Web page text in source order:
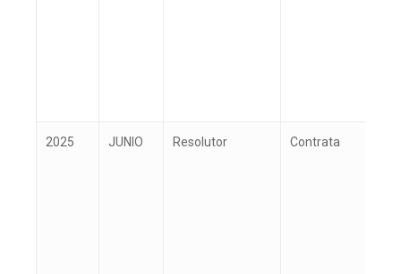
2025 JUNIO Resolutor Contrata